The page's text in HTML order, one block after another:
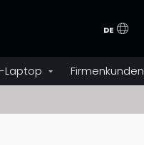
DE
Laptop Firmenkunden